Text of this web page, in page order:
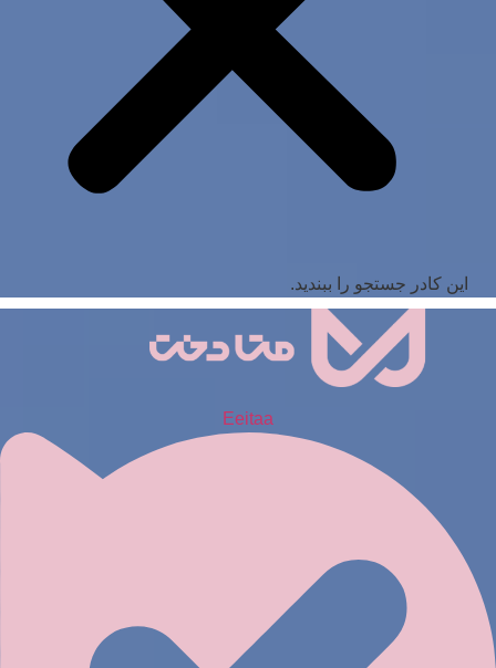
این کادر جستجو را ببندید.
Eeitaa